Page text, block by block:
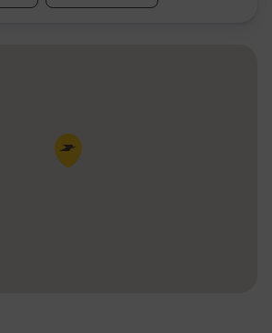
Pin de la carte